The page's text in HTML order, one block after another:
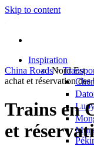
Skip to content
Inspiration
Nord Est
China Roads >
achat et réservation des
Trains en
et